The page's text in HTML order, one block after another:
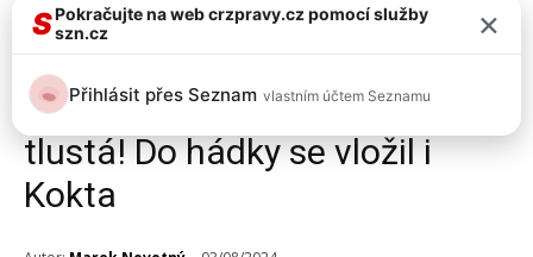
Celebrity Top 2
Agáta Hanychová drsně
urazila kamarádku Ornellu: Jsi
tlustá! Do hádky se vložil i
Kokta
SPokračujte na web crzpravy.cz pomocí služby
szn.cz
×
Přihlásit přes Seznam vlastním účtem Seznamu